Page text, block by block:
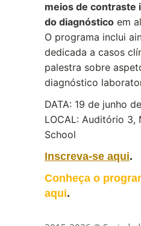
meios de contraste
do diagnóstico em
O programa inclui
dedicada a casos
palestra sobre
diagnóstico
DATA: 19 de junho
LOCAL: Auditório 3,
School
Inscreva-se aqui.
Conheça o
aqui.